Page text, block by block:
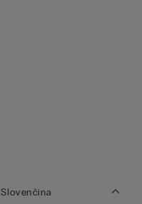
Slovenčina